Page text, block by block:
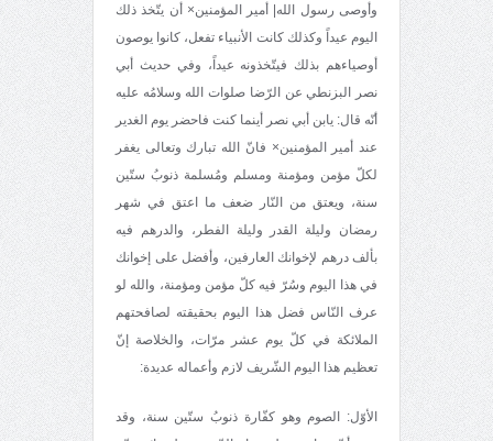
وأوصى رسول الله| أمير المؤمنين× أن يتّخذ ذلك
اليوم عيداً وكذلك كانت الأنبياء تفعل، كانوا يوصون
أوصياءهم بذلك فيتّخذونه عيداً، وفي حديث أبي
نصر البزنطي عن الرّضا صلوات الله وسلامُه عليه
أنّه قال: يابن أبي نصر أينما كنت فاحضر يوم الغدير
عند أمير المؤمنين× فانّ الله تبارك وتعالى يغفر
لكلّ مؤمن ومؤمنة ومسلم ومُسلمة ذنوبُ ستّين
سنة، ويعتق من النّار ضعف ما اعتق في شهر
رمضان وليلة القدر وليلة الفطر، والدرهم فيه
بألف درهم لإخوانك العارفين، وأفضل على إخوانك
في هذا اليوم وسُرّ فيه كلّ مؤمن ومؤمنة، والله لو
عرف النّاس فضل هذا اليوم بحقيقته لصافحتهم
الملائكة في كلّ يوم عشر مرّات، والخلاصة إنّ
تعظيم هذا اليوم الشّريف لازم وأعماله عديدة:
الأوّل: الصوم وهو كفّارة ذنوبُ ستّين سنة، وقد